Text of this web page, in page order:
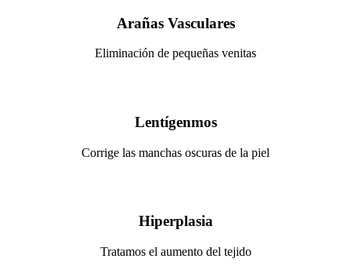
Arañas Vasculares
Eliminación de pequeñas venitas
Lentígenmos
Corrige las manchas oscuras de la piel
Hiperplasia
Tratamos el aumento del tejido